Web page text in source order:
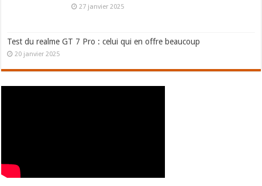
27 janvier 2025
Test du realme GT 7 Pro : celui qui en offre beaucoup
20 janvier 2025